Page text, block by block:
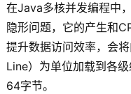
在Java多核并发编程中
隐形问题，它的产生和
提升数据访问效率，会
Line）为单位加载到各
64字节。